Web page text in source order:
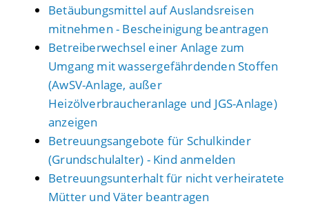
Betäubungsmittel auf Auslandsreisen
mitnehmen - Bescheinigung beantragen
Betreiberwechsel einer Anlage zum
Umgang mit wassergefährdenden Stoffen
(AwSV-Anlage, außer
Heizölverbraucheranlage und JGS-Anlage)
anzeigen
Betreuungsangebote für Schulkinder
(Grundschulalter) - Kind anmelden
Betreuungsunterhalt für nicht verheiratete
Mütter und Väter beantragen